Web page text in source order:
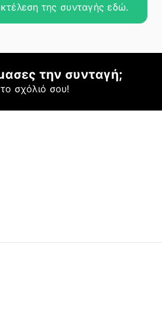
της συνταγής εδώ.
την συνταγή;
σχόλιό σου!